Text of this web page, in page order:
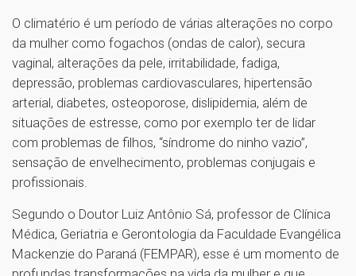
O climatério é um período de várias alterações no corpo
da mulher como fogachos (ondas de calor), secura
vaginal, alterações da pele, irritabilidade, fadiga,
depressão, problemas cardiovasculares, hipertensão
arterial, diabetes, osteoporose, dislipidemia, além de
situações de estresse, como por exemplo ter de lidar
com problemas de filhos, “síndrome do ninho vazio”,
sensação de envelhecimento, problemas conjugais e
profissionais.
Segundo o Doutor Luiz Antônio Sá, professor de Clínica
Médica, Geriatria e Gerontologia da Faculdade Evangélica
Mackenzie do Paraná (FEMPAR), esse é um momento de